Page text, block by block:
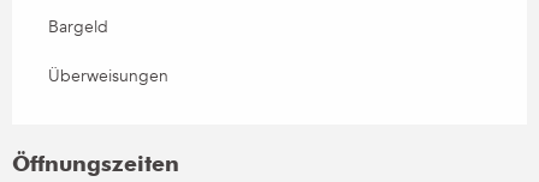
Bargeld
Überweisungen
Öffnungszeiten